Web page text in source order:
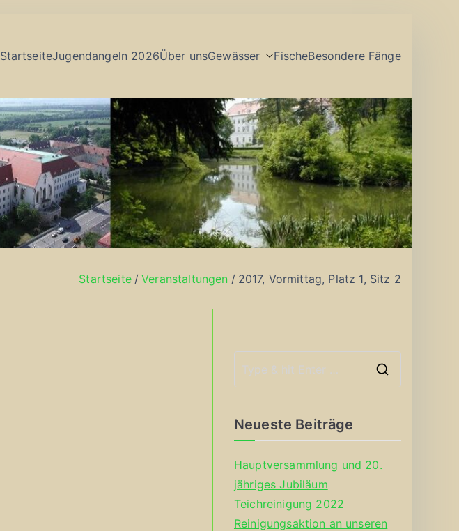
StartseiteJugendangeln 2026Über unsGewässer FischeBesondere Fänge
Startseite Veranstaltungen 2017, Vormittag, Platz 1, Sitz 2
Neueste Beiträge
Hauptversammlung und 20.
jähriges Jubiläum
Teichreinigung 2022
Reinigungsaktion an unseren